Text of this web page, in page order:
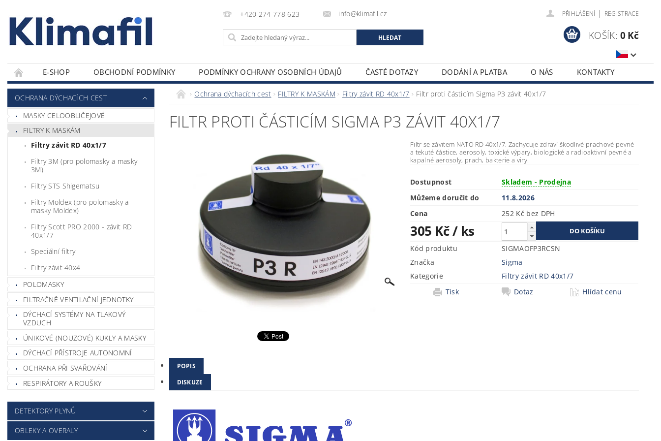
+420 274 778 623 info@klimafil.cz PŘIHLÁŠENÍ | REGISTRACE
KOŠÍK: 0 Kč
E-SHOP OBCHODNÍ PODMÍNKY PODMÍNKY OCHRANY OSOBNÍCH ÚDAJŮ ČASTÉ DOTAZY DODÁNÍ A PLATBA O NÁS KONTAKTY
OCHRANA DÝCHACÍCH CEST
MASKY CELOOBLIČEJOVÉ
FILTRY K MASKÁM
Filtry závit RD 40x1/7
Filtry 3M (pro polomasky a masky
3M)
Filtry STS Shigematsu
Filtry Moldex (pro polomasky a
masky Moldex)
Filtry Scott PRO 2000 - závit RD
40x1/7
Speciální filtry
Filtry závit 40x4
POLOMASKY
FILTRAČNĚ VENTILAČNÍ JEDNOTKY
DÝCHACÍ SYSTÉMY NA TLAKOVÝ
VZDUCH
ÚNIKOVÉ (NOUZOVÉ) KUKLY A MASKY
DÝCHACÍ PŘÍSTROJE AUTONOMNÍ
OCHRANA PŘI SVAŘOVÁNÍ
RESPIRÁTORY A ROUŠKY
DETEKTORY PLYNŮ
OBLEKY A OVERALY
Ochrana dýchacích cest FILTRY K MASKÁM Filtry závit RD 40x1/7 Filtr proti částicím Sigma P3 závit 40x1/7
FILTR PROTI ČÁSTICÍM SIGMA P3 ZÁVIT 40X1/7
Filtr se závitem NATO RD 40x1/7. Zachycuje zdraví škodlivé prachové pevné
a tekuté částice, aerosoly, toxické výpary, biologické a radioaktivní pevné a
kapalné aerosoly, prach, bakterie a viry.
Dostupnost
Skladem - Prodejna
Můžeme doručit do
11.8.2026
Cena
252 Kč bez DPH
305 Kč/ ks
Kód produktu
SIGMAOFP3RCSN
Značka
Sigma
Kategorie
Filtry závit RD 40x1/7
Tisk
Dotaz Hlídat cenu
POPIS
DISKUZE